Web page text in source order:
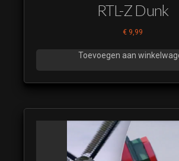
RTL-Z Dunk
€ 9,99
Toevoegen aan